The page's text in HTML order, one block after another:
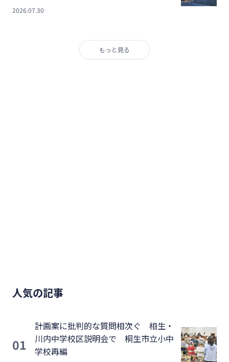
2026.07.30
もっと見る
人気の記事
01
計画案に批判的な質問相次ぐ 相生・
川内中学校区説明会で 桐生市立小中
学校再編